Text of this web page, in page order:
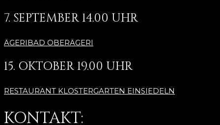
7. SEPTEMBER 14.00 UHR
ÄGERIBAD OBERÄGERI
15. OKTOBER 19.00 UHR
RESTAURANT KLOSTERGARTEN EINSIEDELN
KONTAKT: